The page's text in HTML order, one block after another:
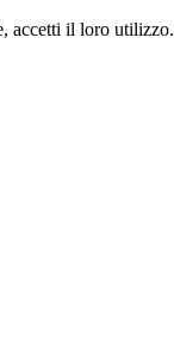
accetti il loro utilizzo.